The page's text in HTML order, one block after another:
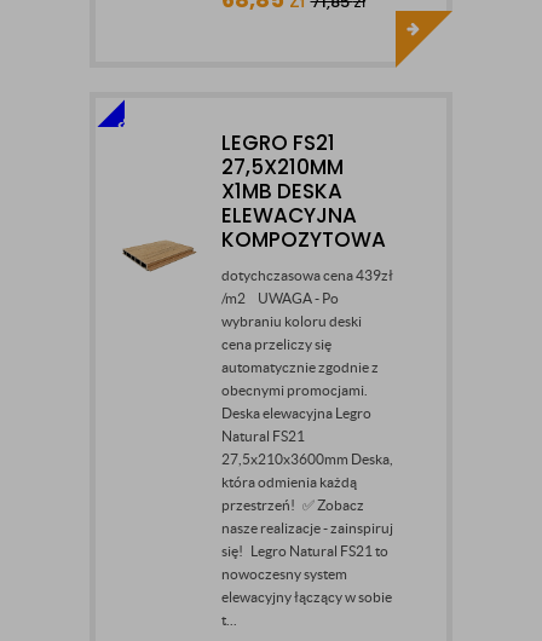
LEGRO FS21
27,5X210MM
X1MB DESKA
ELEWACYJNA
KOMPOZYTOWA
dotychczasowa cena 439zł
/m2 UWAGA - Po
wybraniu koloru deski
cena przeliczy się
automatycznie zgodnie z
obecnymi promocjami.
Deska elewacyjna Legro
Natural FS21
27,5x210x3600mm Deska,
która odmienia każdą
przestrzeń! ✅ Zobacz
nasze realizacje - zainspiruj
się! Legro Natural FS21 to
nowoczesny system
elewacyjny łączący w sobie
t...